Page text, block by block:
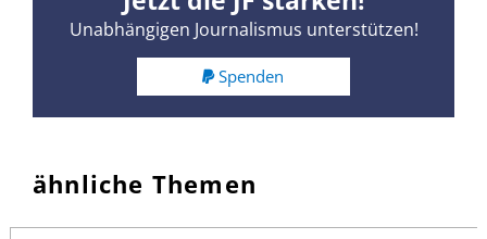
Unabhängigen Journalismus unterstützen!
Spenden
ähnliche Themen